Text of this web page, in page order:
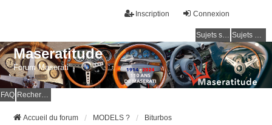
Connexion
Inscription
Sujets sans réponse Sujets actifs
Maseratitude
Forum Maserati
FAQ
Accueil du forum MODELS ? Biturbos